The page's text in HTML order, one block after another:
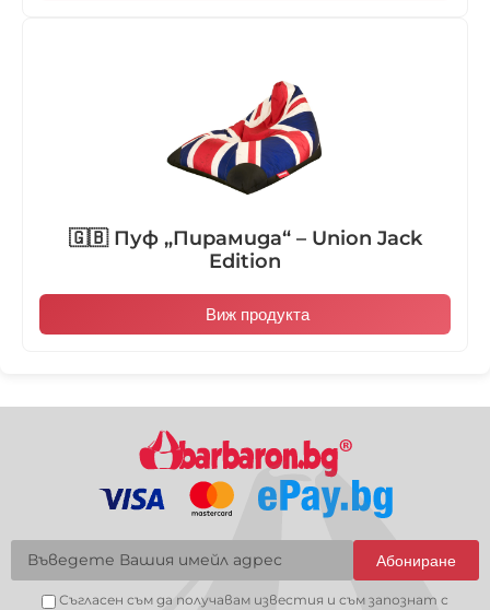
🇬🇧 Пуф „Пирамида“ – Union Jack
Edition
Виж продукта
Абониране
Съгласен съм да получавам известия и съм запознат с